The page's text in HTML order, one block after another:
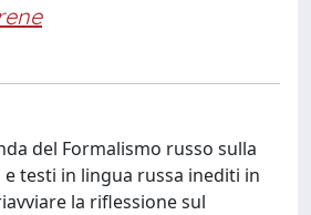
del Formalismo russo sulla
testi in lingua russa inediti in
la riflessione sul